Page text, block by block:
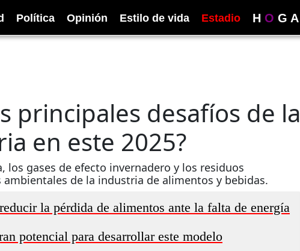
Política Opinión Estilo de vida Estadio H O G A
principales desafíos de la
en este 2025?
los gases de efecto invernadero y los residuos
de la industria de alimentos y bebidas.
la pérdida de alimentos ante la falta de energía
potencial para desarrollar este modelo